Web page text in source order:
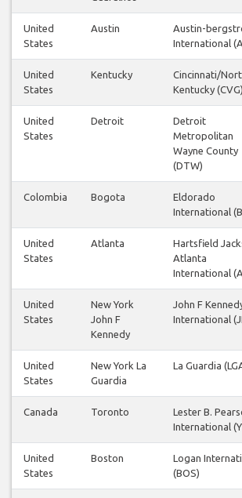
United
States
Austin
Austin-
International
United
States
Kentucky
Cincinnati/
Kentucky (CVG)
United
States
Detroit
Detroit
Metropolitan
Wayne County
(DTW)
Colombia Bogota
Eldorado
International
United
States
Atlanta
Hartsfield
Atlanta
International
United
States
New York
John F
Kennedy
John F
International
United
States
New York La
Guardia
La Guardia
Canada Toronto
Lester B.
International
United
States
Boston
Logan
(BOS)